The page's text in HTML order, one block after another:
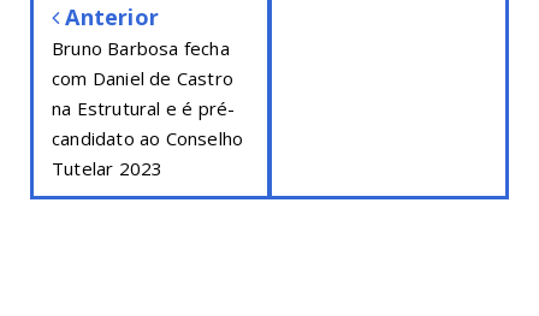
Anterior
Bruno Barbosa fecha
com Daniel de Castro
na Estrutural e é pré-
candidato ao Conselho
Tutelar 2023